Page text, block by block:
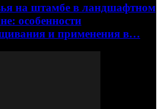
на штамбе в ландшафтном
особенности
и применения в…